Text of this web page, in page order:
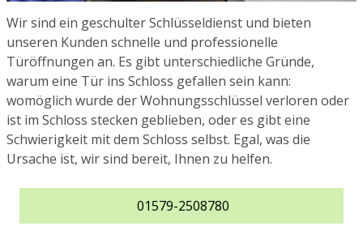
Wir sind ein geschulter Schlüsseldienst und bieten
unseren Kunden schnelle und professionelle
Türöffnungen an. Es gibt unterschiedliche Gründe,
warum eine Tür ins Schloss gefallen sein kann:
womöglich wurde der Wohnungsschlüssel verloren oder
ist im Schloss stecken geblieben, oder es gibt eine
Schwierigkeit mit dem Schloss selbst. Egal, was die
Ursache ist, wir sind bereit, Ihnen zu helfen.
01579-2508780